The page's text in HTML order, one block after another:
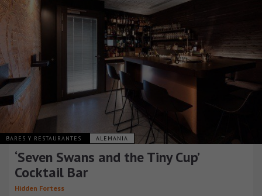
BARES Y RESTAURANTES ALEMANIA
‘Seven Swans and the Tiny Cup’
Cocktail Bar
Hidden Fortess